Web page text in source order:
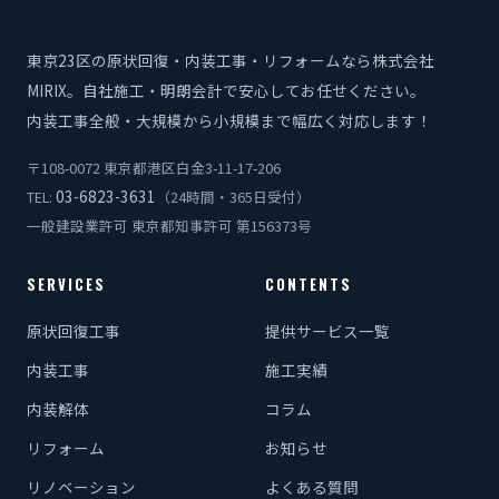
東京23区の原状回復・内装工事・リフォームなら株式会社
MIRIX。自社施工・明朗会計で安心してお任せください。
内装工事全般・大規模から小規模まで幅広く対応します！
〒108-0072 東京都港区白金3-11-17-206
TEL: 03-6823-3631 （24時間・365日受付）
一般建設業許可 東京都知事許可 第156373号
SERVICES
原状回復工事
内装工事
内装解体
リフォーム
リノベーション
CONTENTS
提供サービス一覧
施工実績
コラム
お知らせ
よくある質問